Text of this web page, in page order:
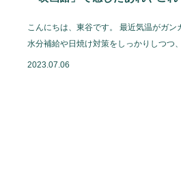
こんにちは、東谷です。 最近気温がガン
水分補給や日焼け対策をしっかりしつつ
2023.07.06